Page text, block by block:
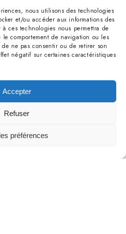
nous utilisons des technologies
et/ou accéder aux informations des
ces technologies nous permettra de
comportement de navigation ou les
ne pas consentir ou de retirer son
négatif sur certaines caractéristiques
Accepter
Refuser
préférences
des structures
a consisté à sécuriser
et à assainir les parties
et les fumées.
la pérennité du bâtiment
de bureaux